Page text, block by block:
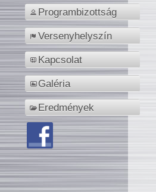
Programbizottság
Versenyhelyszín
Kapcsolat
Galéria
Eredmények